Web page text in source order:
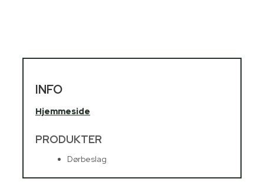
INFO
Hjemmeside
PRODUKTER
Dørbeslag